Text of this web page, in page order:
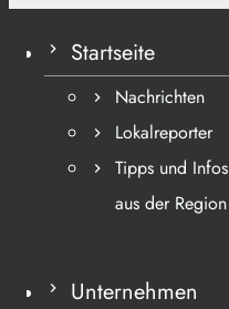
Startseite
Nachrichten
Lokalreporter
Tipps und Infos
aus der Region
Unternehmen